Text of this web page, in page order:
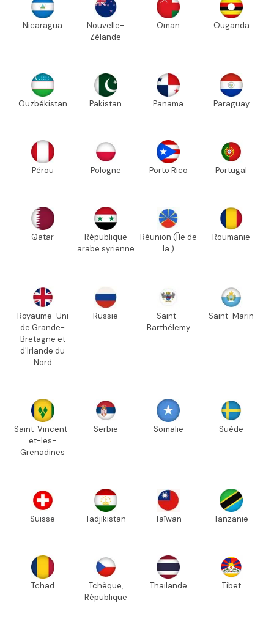
Nicaragua
Nouvelle-
Zélande
Oman Ouganda
Ouzbékistan Pakistan Panama Paraguay
Pérou Pologne Porto Rico Portugal
Qatar
République
arabe syrienne
Réunion (Île de
la )
Roumanie
Royaume-Uni
de Grande-
Bretagne et
d'Irlande du
Nord
Russie
Saint-
Barthélemy
Saint-Marin
Saint-Vincent-
et-les-
Grenadines
Serbie Somalie Suède
Suisse Tadjikistan Taïwan Tanzanie
Tchad
Tchèque,
République
Thaïlande Tibet